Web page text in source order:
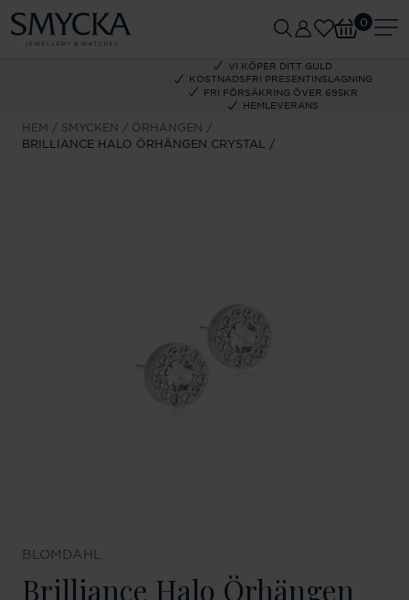
VI KÖPER DITT GULD
KOSTNADSFRI PRESENTINSLAGNING
FRI FÖRSÄKRING ÖVER 695KR
HEMLEVERANS
0
HEM SMYCKEN
ÖRHÄNGEN
BRILLIANCE HALO ÖRHÄNGEN CRYSTAL
BLOMDAHL
Brilliance Halo Örhängen